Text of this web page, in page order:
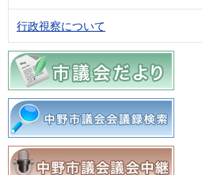
行政視察について